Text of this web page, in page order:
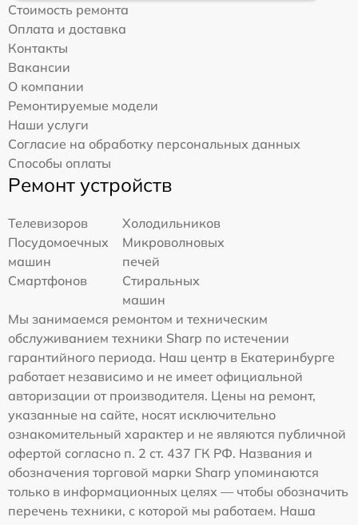
Стоимость ремонта
Оплата и доставка
Контакты
Вакансии
О компании
Ремонтируемые модели
Наши услуги
Согласие на обработку персональных данных
Способы оплаты
Ремонт устройств
Телевизоров
Холодильников
Посудомоечных
машин
Микроволновых
печей
Смартфонов
Стиральных
машин
Мы занимаемся ремонтом и техническим
обслуживанием техники Sharp по истечении
гарантийного периода. Наш центр в Екатеринбурге
работает независимо и не имеет официальной
авторизации от производителя. Цены на ремонт,
указанные на сайте, носят исключительно
ознакомительный характер и не являются публичной
офертой согласно п. 2 ст. 437 ГК РФ. Названия и
обозначения торговой марки Sharp упоминаются
только в информационных целях — чтобы обозначить
перечень техники, с которой мы работаем. Наша